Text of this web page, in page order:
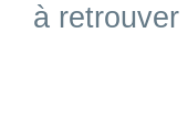
à retrouver